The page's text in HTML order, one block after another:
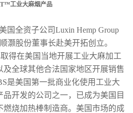
工业大麻烟产品
国全资子公司Luxin Hemp Group
灏股份董事长赴美开拓创立。
得在美国当地开展工业大麻加工
全球其他合法国家地区开展销售
是美国第一批商业化使用工业大
开发的公司之一，已成为美国目
燃烧加热棒制造商。美国市场的成